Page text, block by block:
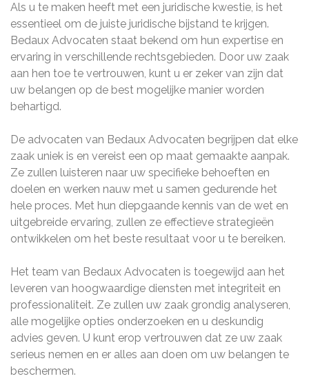
Als u te maken heeft met een juridische kwestie, is het
essentieel om de juiste juridische bijstand te krijgen.
Bedaux Advocaten staat bekend om hun expertise en
ervaring in verschillende rechtsgebieden. Door uw zaak
aan hen toe te vertrouwen, kunt u er zeker van zijn dat
uw belangen op de best mogelijke manier worden
behartigd.
De advocaten van Bedaux Advocaten begrijpen dat elke
zaak uniek is en vereist een op maat gemaakte aanpak.
Ze zullen luisteren naar uw specifieke behoeften en
doelen en werken nauw met u samen gedurende het
hele proces. Met hun diepgaande kennis van de wet en
uitgebreide ervaring, zullen ze effectieve strategieën
ontwikkelen om het beste resultaat voor u te bereiken.
Het team van Bedaux Advocaten is toegewijd aan het
leveren van hoogwaardige diensten met integriteit en
professionaliteit. Ze zullen uw zaak grondig analyseren,
alle mogelijke opties onderzoeken en u deskundig
advies geven. U kunt erop vertrouwen dat ze uw zaak
serieus nemen en er alles aan doen om uw belangen te
beschermen.